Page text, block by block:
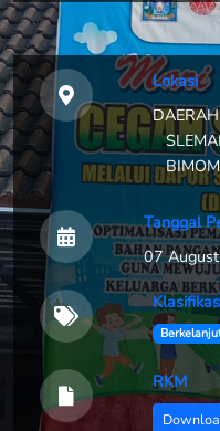
Lokasi
Tanggal
07
RKM